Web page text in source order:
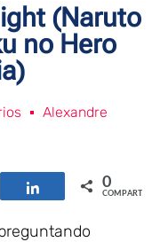
(Naruto
no Hero
Alexandre
Compartir0
COMPARTIR